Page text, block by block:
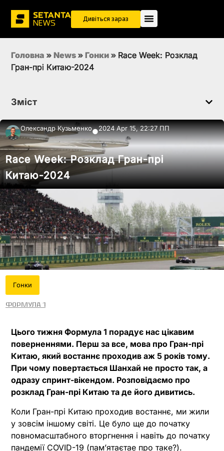
Дивіться зараз
Головна » News » Гонки » Race Week: Розклад
Гран-прі Китаю-2024
Зміст
Олександр Кузьменко●2024 Apr 15, 22:27 ПП
Race Week: Розклад Гран-прі
Китаю-2024
Гонки
Формула 1
Цього тижня Формула 1 порадує нас цікавим
поверненнями. Перш за все, мова про Гран-прі
Китаю, який востаннє проходив аж 5 років тому.
При чому повертається Шанхай не просто так, а
одразу спринт-вікендом. Розповідаємо про
розклад Гран-прі Китаю та де його дивитись.
Коли Гран-прі Китаю проходив востаннє, ми жили
у зовсім іншому світі. Це було ще до початку
повномасштабного вторгнення і навіть до початку
пандемії СOVID-19 (памʼятаєтае про таке?).